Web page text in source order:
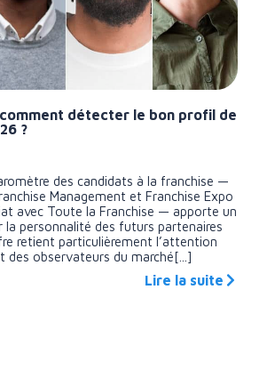
détecter le bon profil de
?
des candidats à la franchise —
Management et Franchise Expo
avec Toute la Franchise — apporte un
la personnalité des futurs partenaires
retient particulièrement l’attention
des observateurs du marché[...]
Lire la suite